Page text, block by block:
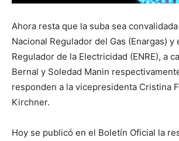
Ahora resta que la suba sea
Nacional Regulador del Gas (Enargas) y
Regulador de la Electricidad (ENRE), a
Bernal y Soledad Manin
responden a la vicepresidenta Cristina
Kirchner.
Hoy se publicó en el Boletín Oficial la